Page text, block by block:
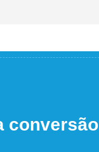
conversão